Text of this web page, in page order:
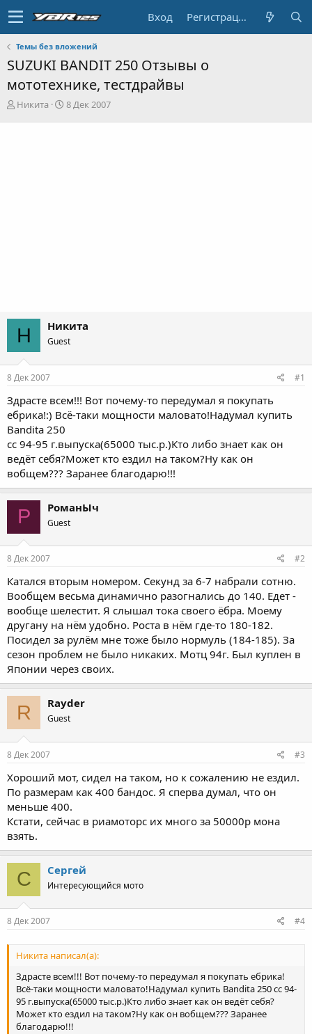
Вход Регистрация
Темы без вложений
SUZUKI BANDIT 250 Отзывы о
мототехнике, тестдрайвы
А
Никита
Д
8 Дек 2007
Н Никита
Guest
8 Дек 2007 #1
Здрасте всем!!! Вот почему-то передумал я покупать
ебрика!:) Всё-таки мощности маловато!Надумал купить
Bandita 250
сс 94-95 г.выпуска(65000 тыс.р.)Кто либо знает как он
ведёт себя?Может кто ездил на таком?Ну как он
вобщем??? Заранее благодарю!!!
Р РоманЫч
Guest
8 Дек 2007 #2
Катался вторым номером. Секунд за 6-7 набрали сотню.
Вообщем весьма динамично разогнались до 140. Едет -
вообще шелестит. Я слышал тока своего ёбра. Моему
другану на нём удобно. Роста в нём где-то 180-182.
Посидел за рулём мне тоже было нормуль (184-185). За
сезон проблем не было никаких. Мотц 94г. Был куплен в
Японии через своих.
R Rayder
Guest
8 Дек 2007 #3
Хороший мот, сидел на таком, но к сожалению не ездил.
По размерам как 400 бандос. Я сперва думал, что он
меньше 400.
Кстати, сейчас в риамоторс их много за 50000р мона
взять.
С Сергей
Интересующийся мото
8 Дек 2007 #4
Никита написал(а):
Здрасте всем!!! Вот почему-то передумал я покупать ебрика!
Всё-таки мощности маловато!Надумал купить Bandita 250 сс 94-
95 г.выпуска(65000 тыс.р.)Кто либо знает как он ведёт себя?
Может кто ездил на таком?Ну как он вобщем??? Заранее
благодарю!!!